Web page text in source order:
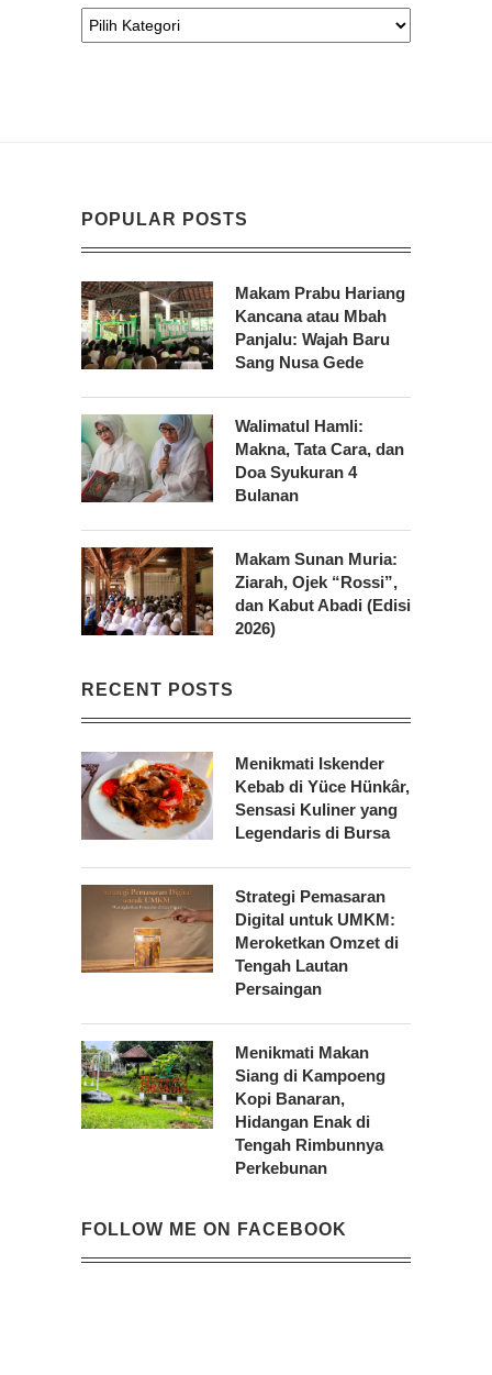
POPULAR POSTS
Makam Prabu Hariang
Kancana atau Mbah
Panjalu: Wajah Baru
Sang Nusa Gede
Walimatul Hamli:
Makna, Tata Cara, dan
Doa Syukuran 4
Bulanan
Makam Sunan Muria:
Ziarah, Ojek “Rossi”,
dan Kabut Abadi (Edisi
2026)
RECENT POSTS
Menikmati Iskender
Kebab di Yüce Hünkâr,
Sensasi Kuliner yang
Legendaris di Bursa
Strategi Pemasaran
Digital untuk UMKM:
Meroketkan Omzet di
Tengah Lautan
Persaingan
Menikmati Makan
Siang di Kampoeng
Kopi Banaran,
Hidangan Enak di
Tengah Rimbunnya
Perkebunan
FOLLOW ME ON FACEBOOK